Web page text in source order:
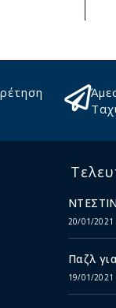
20/01/2021
Παζλ
19/01/2021